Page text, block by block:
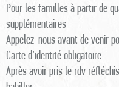
Pour les familles à partir de
supplémentaires
Appelez-nous avant de venir
Carte d’identité obligatoire
Après avoir pris le rdv